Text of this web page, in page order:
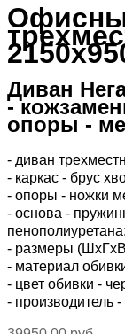
Диван
-
опоры -
- диван
- каркас - брус
- опоры - ножки
- основа -
пенополиуретана;
- размеры
- материал
- цвет обивки -
- производитель